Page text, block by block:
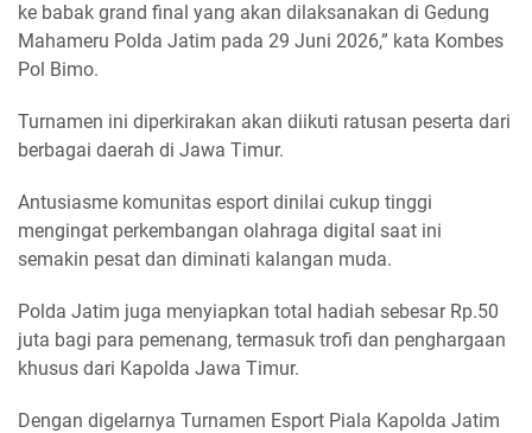
ke babak grand final yang akan dilaksanakan di Gedung
Mahameru Polda Jatim pada 29 Juni 2026,” kata Kombes
Pol Bimo.
Turnamen ini diperkirakan akan diikuti ratusan peserta dari
berbagai daerah di Jawa Timur.
Antusiasme komunitas esport dinilai cukup tinggi
mengingat perkembangan olahraga digital saat ini
semakin pesat dan diminati kalangan muda.
Polda Jatim juga menyiapkan total hadiah sebesar Rp.50
juta bagi para pemenang, termasuk trofi dan penghargaan
khusus dari Kapolda Jawa Timur.
Dengan digelarnya Turnamen Esport Piala Kapolda Jatim